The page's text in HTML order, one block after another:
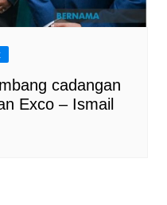
cadangan
Exco – Ismail